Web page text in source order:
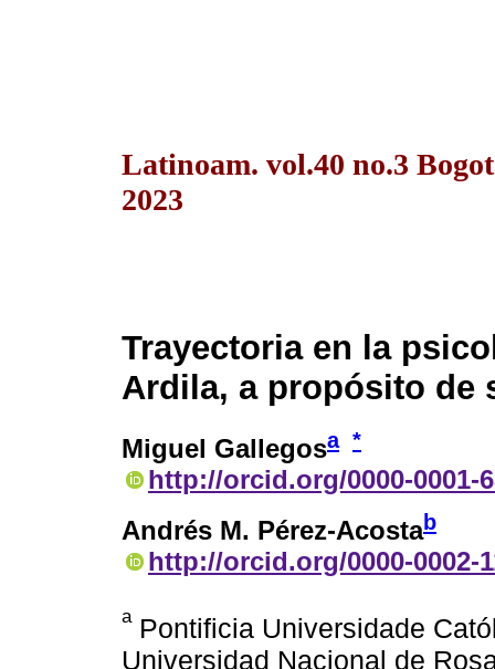
Latinoam. vol.40 no.3
2023
Trayectoria en la
Ardila, a propósito de
Miguel Gallegosa *
http://orcid.org/0000-0001-
Andrés M. Pérez-Acostab
http://orcid.org/0000-0002-
aPontificia Universidade
Universidad Nacional de